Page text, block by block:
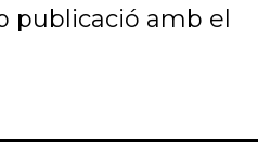
publicació amb el